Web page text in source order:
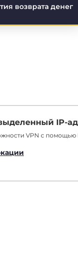
возврата денег
IP-
VPN с помощью